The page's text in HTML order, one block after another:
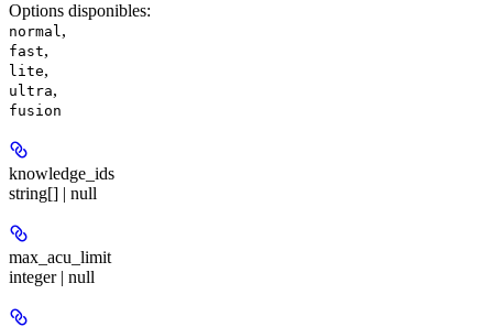
Options disponibles:
normal,
fast,
lite,
ultra,
fusion
knowledge_ids
string[] | null
max_acu_limit
integer | null